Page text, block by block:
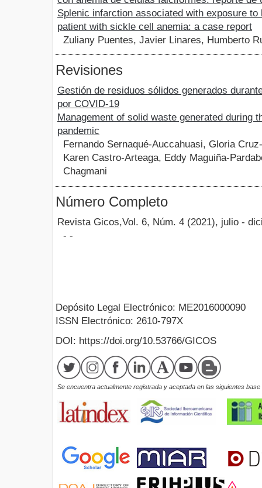
Splenic infarction associated with exposure to
patient with sickle cell anemia: a case report
Zuliany Puentes, Javier Linares, Humberto
Revisiones
Gestión de residuos sólidos generados
por COVID-19
Management of solid waste generated during
pandemic
Fernando Sernaqué-Auccahuasi, Gloria
Karen Castro-Arteaga, Eddy Maguiña-
Chagmani
Número Completo
Revista Gicos,Vol. 6, Núm. 4 (2021), julio -
- -
Depósito Legal Electrónico: ME2016000090
ISSN Electrónico: 2610-797X
DOI: https://doi.org/10.53766/GICOS
Se encuentra actualmente registrada y aceptada en las siguientes